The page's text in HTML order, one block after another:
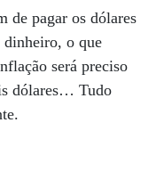
de pagar os dólares
dinheiro, o que
será preciso
dólares… Tudo